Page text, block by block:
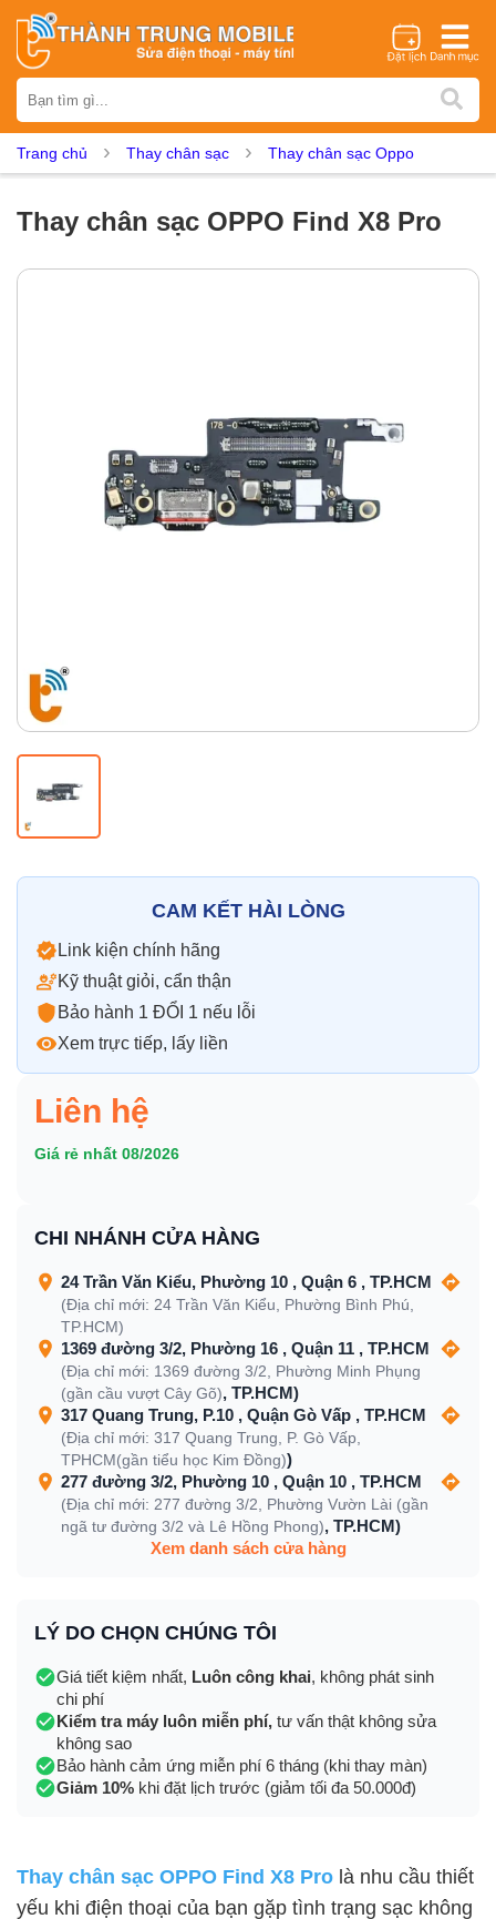
iPhone Samsung Oppo Xiaomi Realme Vivo
Vsmart Huawei Google Pixel
Dịch vụ sửa chữa
Màn hình iPhone Màn hình Samsung Màn hình Oppo
Màn hình Xiaomi Màn hình Realme
Màn hình Vsmart Màn hình Google Pixel
Trang chủ Thay chân sạc Thay chân sạc Oppo
Thay chân sạc OPPO Find X8 Pro
CAM KẾT HÀI LÒNG
Link kiện chính hãng
Kỹ thuật giỏi, cẩn thận
Bảo hành 1 ĐỔI 1 nếu lỗi
Xem trực tiếp, lấy liền
Liên hệ
Giá rẻ nhất 08/2026
CHI NHÁNH CỬA HÀNG
24 Trần Văn Kiểu, Phường 10 , Quận 6 , TP.HCM
(Địa chỉ mới: 24 Trần Văn Kiểu, Phường Bình Phú,
TP.HCM)
1369 đường 3/2, Phường 16 , Quận 11 , TP.HCM
(Địa chỉ mới: 1369 đường 3/2, Phường Minh Phụng
(gần cầu vượt Cây Gõ), TP.HCM)
317 Quang Trung, P.10 , Quận Gò Vấp , TP.HCM
(Địa chỉ mới: 317 Quang Trung, P. Gò Vấp,
TPHCM(gần tiểu học Kim Đồng))
277 đường 3/2, Phường 10 , Quận 10 , TP.HCM
(Địa chỉ mới: 277 đường 3/2, Phường Vườn Lài (gần
ngã tư đường 3/2 và Lê Hồng Phong), TP.HCM)
Xem danh sách cửa hàng
LÝ DO CHỌN CHÚNG TÔI
Giá tiết kiệm nhất, Luôn công khai, không phát sinh
chi phí
Kiểm tra máy luôn miễn phí, tư vấn thật không sửa
không sao
Bảo hành cảm ứng miễn phí 6 tháng (khi thay màn)
Giảm 10% khi đặt lịch trước (giảm tối đa 50.000đ)
Thay chân sạc OPPO Find X8 Pro là nhu cầu thiết
yếu khi điện thoại của bạn gặp tình trạng sạc không